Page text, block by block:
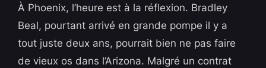
À Phoenix, l’heure est à la réflexion. Bradley
Beal, pourtant arrivé en grande pompe il y a
tout juste deux ans, pourrait bien ne pas faire
de vieux os dans l’Arizona. Malgré un contrat